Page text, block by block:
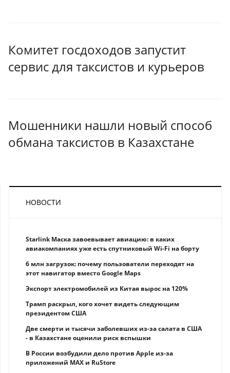
Комитет госдоходов запустит
сервис для таксистов и курьеров
Мошенники нашли новый способ
обмана таксистов в Казахстане
НОВОСТИ
Starlink Маска завоевывает авиацию: в каких
авиакомпаниях уже есть спутниковый Wi-Fi на борту
6 млн загрузок: почему пользователи переходят на
этот навигатор вместо Google Maps
Экспорт электромобилей из Китая вырос на 120%
Трамп раскрыл, кого хочет видеть следующим
президентом США
Две смерти и тысячи заболевших из-за салата в США
- в Казахстане оценили риск вспышки
В России возбудили дело против Apple из-за
приложений MAX и RuStore